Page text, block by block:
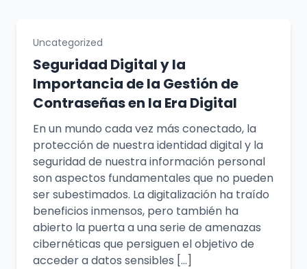
Solicitar Orçamento
Uncategorized
Seguridad Digital y la
Importancia de la Gestión de
Contraseñas en la Era Digital
En un mundo cada vez más conectado, la
protección de nuestra identidad digital y la
seguridad de nuestra información personal
son aspectos fundamentales que no pueden
ser subestimados. La digitalización ha traído
beneficios inmensos, pero también ha
abierto la puerta a una serie de amenazas
cibernéticas que persiguen el objetivo de
acceder a datos sensibles […]